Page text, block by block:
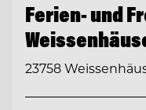
Ferien- und
23758